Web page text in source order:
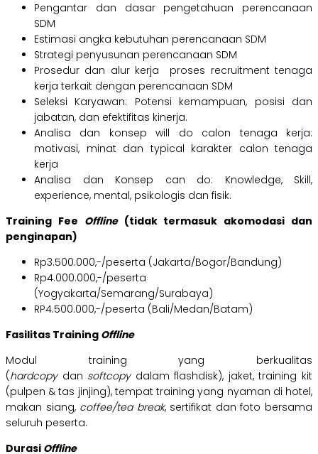
Pengantar dan dasar pengetahuan perencanaan
SDM
Estimasi angka kebutuhan perencanaan SDM
Strategi penyusunan perencanaan SDM
Prosedur dan alur kerja proses recruitment tenaga
kerja terkait dengan perencanaan SDM
Seleksi Karyawan: Potensi kemampuan, posisi dan
jabatan, dan efektifitas kinerja.
Analisa dan konsep will do calon tenaga kerja:
motivasi, minat dan typical karakter calon tenaga
kerja
Analisa dan Konsep can do: Knowledge, Skill,
experience, mental, psikologis dan fisik.
Training Fee Offline (tidak termasuk akomodasi dan
penginapan)
Rp3.500.000,-/peserta (Jakarta/Bogor/Bandung)
Rp4.000.000,-/peserta
(Yogyakarta/Semarang/Surabaya)
RP4.500.000,-/peserta (Bali/Medan/Batam)
Fasilitas Training Offline
Modul training yang berkualitas
(hardcopydan softcopy dalam flashdisk), jaket, training kit
(pulpen & tas jinjing), tempat training yang nyaman di hotel,
makan siang, coffee/tea break, sertifikat dan foto bersama
seluruh peserta.
Durasi Offline